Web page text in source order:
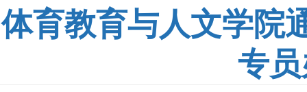
体育教育与人文学院
专